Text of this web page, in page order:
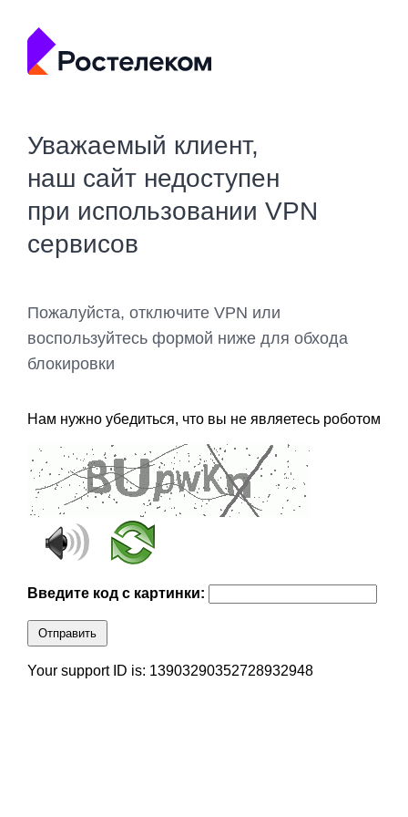
Уважаемый клиент,
наш сайт недоступен
при использовании VPN
сервисов
Пожалуйста, отключите VPN или
воспользуйтесь формой ниже для обхода
блокировки
Нам нужно убедиться, что вы не являетесь роботом
Введите код с картинки:
Отправить
Your support ID is: 13903290352728932948